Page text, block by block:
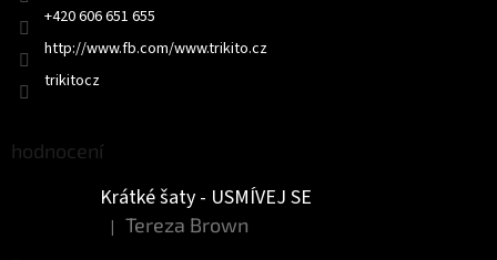
+420 606 651 655
http://www.fb.com/www.trikito.cz
trikitocz
hodnocení
Krátké šaty - USMÍVEJ SE
Hodnocení produktu je 5 z 5 hvězdiček.
| Tereza Brown